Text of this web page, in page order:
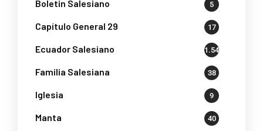
Boletin Salesiano 5
Capítulo General 29 17
Ecuador Salesiano 1.541
Familia Salesiana 38
Iglesia 9
Manta 40